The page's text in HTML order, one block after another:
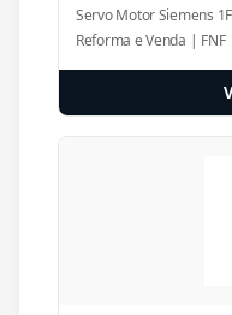
Servo Motor Siemens
Reforma e Venda | FNF